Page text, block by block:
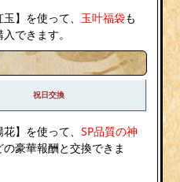
】を使って、 玉叶福袋も
できます。
祝日交換
花】を使って、SP品質の神
の豪華報酬と交換できま